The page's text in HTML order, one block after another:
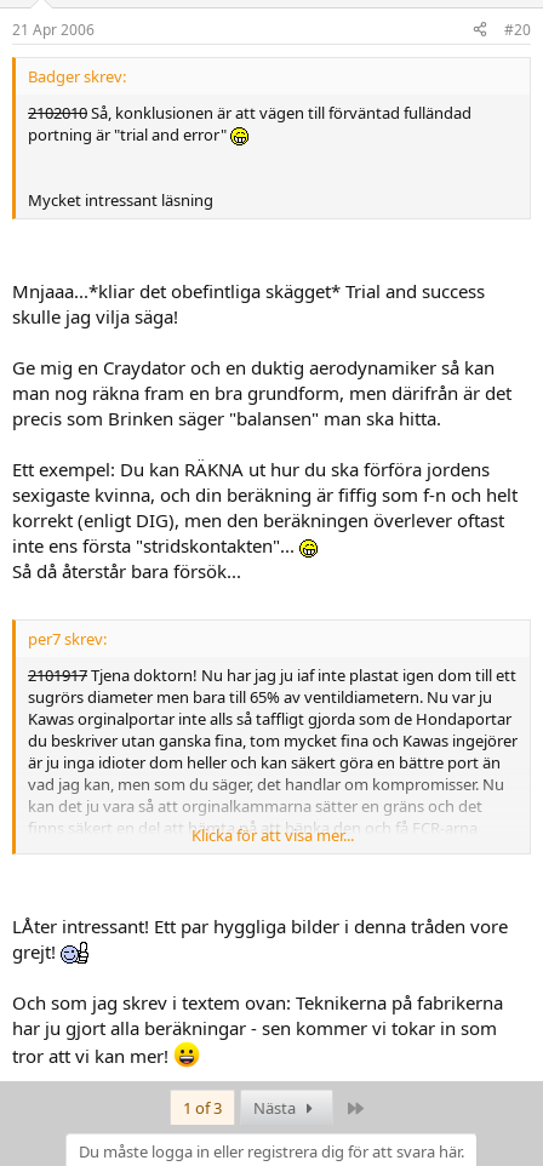
21 Apr 2006 #20
Badger skrev:
2102010Så, konklusionen är att vägen till förväntad fulländad
portning är "trial and error"
Mycket intressant läsning
Mnjaaa...*kliar det obefintliga skägget* Trial and success
skulle jag vilja säga!
Ge mig en Craydator och en duktig aerodynamiker så kan
man nog räkna fram en bra grundform, men därifrån är det
precis som Brinken säger "balansen" man ska hitta.
Ett exempel: Du kan RÄKNA ut hur du ska förföra jordens
sexigaste kvinna, och din beräkning är fiffig som f-n och helt
korrekt (enligt DIG), men den beräkningen överlever oftast
inte ens första "stridskontakten"...
Så då återstår bara försök...
per7 skrev:
2101917Tjena doktorn! Nu har jag ju iaf inte plastat igen dom till ett
sugrörs diameter men bara till 65% av ventildiametern. Nu var ju
Kawas orginalportar inte alls så taffligt gjorda som de Hondaportar
du beskriver utan ganska fina, tom mycket fina och Kawas ingejörer
är ju inga idioter dom heller och kan säkert göra en bättre port än
vad jag kan, men som du säger, det handlar om kompromisser. Nu
kan det ju vara så att orginalkammarna sätter en gräns och det
finns säkert en del att hämta på att bänka den och få FCR-arna
kanter där) när jag ändå var igång. I dagarna får jag hem en topp
från tyska Kainzinger som jag ropade in på E-bay, komplett med
kammar och man får väl se om den är bättre (borde vara det, dom
Per
Klicka för att visa mer...
LÅter intressant! Ett par hyggliga bilder i denna tråden vore
grejt!
Och som jag skrev i textem ovan: Teknikerna på fabrikerna
har ju gjort alla beräkningar - sen kommer vi tokar in som
tror att vi kan mer!
1 of 3 Nästa
Du måste logga in eller registrera dig för att svara här.